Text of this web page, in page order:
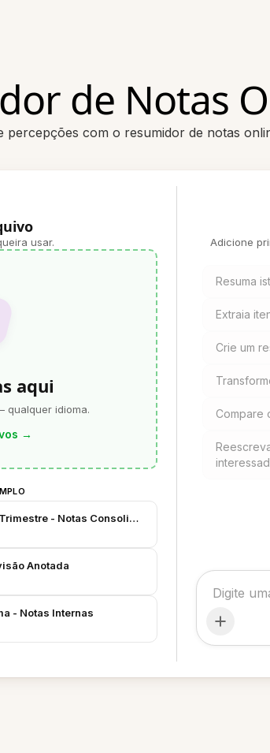
de Notas
percepções com o resumidor de notas
usar.
aqui
qualquer idioma.
→
- Notas Consolidadas
Anotada
- Notas Internas
Adicione
Resuma
Extraia
Crie um
Compare